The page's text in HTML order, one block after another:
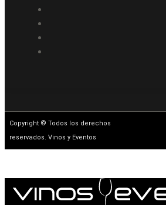
Copyright © Todos los derechos
reservados. Vinos y Eventos